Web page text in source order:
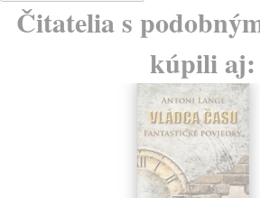
Čitatelia s
kúpili aj: